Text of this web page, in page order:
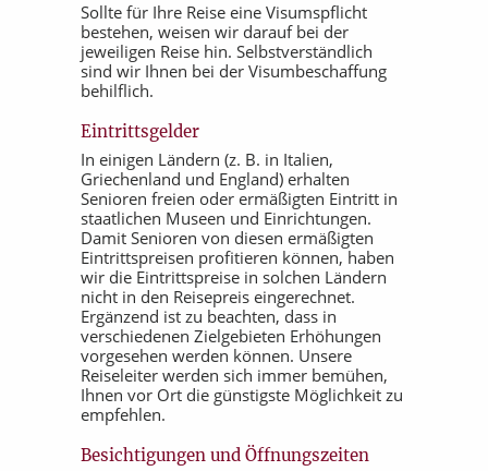
Sollte für Ihre Reise eine Visumspflicht
bestehen, weisen wir darauf bei der
jeweiligen Reise hin. Selbstverständlich
sind wir Ihnen bei der Visumbeschaffung
behilflich.
Eintrittsgelder
In einigen Ländern (z. B. in Italien,
Griechenland und England) erhalten
Senioren freien oder ermäßigten Eintritt in
staatlichen Museen und Einrichtungen.
Damit Senioren von diesen ermäßigten
Eintrittspreisen profitieren können, haben
wir die Eintrittspreise in solchen Ländern
nicht in den Reisepreis eingerechnet.
Ergänzend ist zu beachten, dass in
verschiedenen Zielgebieten Erhöhungen
vorgesehen werden können. Unsere
Reiseleiter werden sich immer bemühen,
Ihnen vor Ort die günstigste Möglichkeit zu
empfehlen.
Besichtigungen und Öffnungszeiten